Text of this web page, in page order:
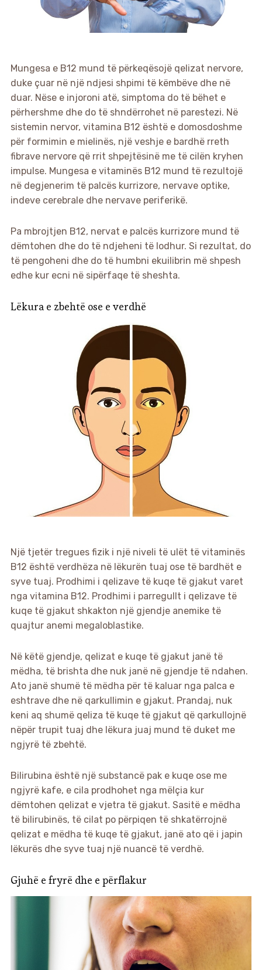
Mungesa e B12 mund të përkeqësojë qelizat nervore,
duke çuar në një ndjesi shpimi të këmbëve dhe në
duar. Nëse e injoroni atë, simptoma do të bëhet e
përhershme dhe do të shndërrohet në parestezi. Në
sistemin nervor, vitamina B12 është e domosdoshme
për formimin e mielinës, një veshje e bardhë rreth
fibrave nervore që rrit shpejtësinë me të cilën kryhen
impulse. Mungesa e vitaminës B12 mund të rezultojë
në degjenerim të palcës kurrizore, nervave optike,
indeve cerebrale dhe nervave periferikë.
Pa mbrojtjen B12, nervat e palcës kurrizore mund të
dëmtohen dhe do të ndjeheni të lodhur. Si rezultat, do
të pengoheni dhe do të humbni ekuilibrin më shpesh
edhe kur ecni në sipërfaqe të sheshta.
Lëkura e zbehtë ose e verdhë
Një tjetër tregues fizik i një niveli të ulët të vitaminës
B12 është verdhëza në lëkurën tuaj ose të bardhët e
syve tuaj. Prodhimi i qelizave të kuqe të gjakut varet
nga vitamina B12. Prodhimi i parregullt i qelizave të
kuqe të gjakut shkakton një gjendje anemike të
quajtur anemi megaloblastike.
Në këtë gjendje, qelizat e kuqe të gjakut janë të
mëdha, të brishta dhe nuk janë në gjendje të ndahen.
Ato janë shumë të mëdha për të kaluar nga palca e
eshtrave dhe në qarkullimin e gjakut. Prandaj, nuk
keni aq shumë qeliza të kuqe të gjakut që qarkullojnë
nëpër trupit tuaj dhe lëkura juaj mund të duket me
ngjyrë të zbehtë.
Bilirubina është një substancë pak e kuqe ose me
ngjyrë kafe, e cila prodhohet nga mëlçia kur
dëmtohen qelizat e vjetra të gjakut. Sasitë e mëdha
të bilirubinës, të cilat po përpiqen të shkatërrojnë
qelizat e mëdha të kuqe të gjakut, janë ato që i japin
lëkurës dhe syve tuaj një nuancë të verdhë.
Gjuhë e fryrë dhe e përflakur